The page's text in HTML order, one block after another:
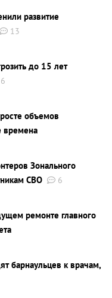
развитие
13
до 15 лет
6
объемов
времена
Зонального
СВО
6
ремонте главного
барнаульцев к врачам,